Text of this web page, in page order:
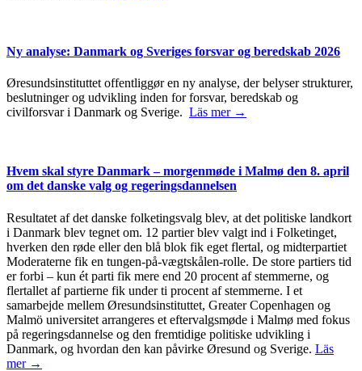
Ny analyse: Danmark og Sveriges forsvar og beredskab 2026
Øresundsinstituttet offentliggør en ny analyse, der belyser strukturer,
beslutninger og udvikling inden for forsvar, beredskab og
civilforsvar i Danmark og Sverige. Läs mer →
Hvem skal styre Danmark – morgenmøde i Malmø den 8. april
om det danske valg og regeringsdannelsen
Resultatet af det danske folketingsvalg blev, at det politiske landkort
i Danmark blev tegnet om. 12 partier blev valgt ind i Folketinget,
hverken den røde eller den blå blok fik eget flertal, og midterpartiet
Moderaterne fik en tungen-på-vægtskålen-rolle. De store partiers tid
er forbi – kun ét parti fik mere end 20 procent af stemmerne, og
flertallet af partierne fik under ti procent af stemmerne. I et
samarbejde mellem Øresundsinstituttet, Greater Copenhagen og
Malmö universitet arrangeres et eftervalgsmøde i Malmø med fokus
på regeringsdannelse og den fremtidige politiske udvikling i
Danmark, og hvordan den kan påvirke Øresund og Sverige. Läs
mer →